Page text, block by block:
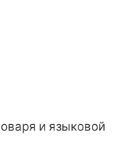
и языковой